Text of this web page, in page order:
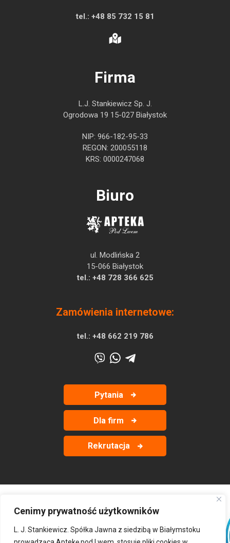
Cenimy prywatność użytkowników
L. J. Stankiewicz. Spółka Jawna z siedzibą w Białymstoku
tel.: +48 85 732 15 81
Firma
L.J. Stankiewicz Sp. J.
Ogrodowa 19 15-027 Białystok
NIP: 966-182-95-33
REGON: 200055118
KRS: 0000247068
Biuro
ul. Modlińska 2
15-066 Białystok
tel.: +48 728 366 625
Zamówienia internetowe:
tel.: +48 662 219 786
Pytania
Dla firm
Rekrutacja
‹